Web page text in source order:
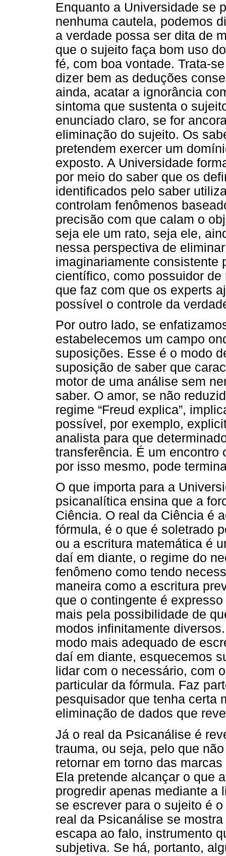
Enquanto a Universidade se
nenhuma cautela, podemos
a verdade possa ser dita de
que o sujeito faça bom uso
fé, com boa vontade. Trata-
dizer bem as deduções
ainda, acatar a ignorância
sintoma que sustenta o
enunciado claro, se for
eliminação do sujeito. Os
pretendem exercer um
exposto. A Universidade
por meio do saber que os
identificados pelo saber
controlam fenômenos
precisão com que calam o
seja ele um rato, seja ele,
nessa perspectiva de
imaginariamente consistente
científico, como possuidor
que faz com que os experts
possível o controle da
Por outro lado, se
estabelecemos um campo
suposições. Esse é o modo
suposição de saber que
motor de uma análise sem
saber. O amor, se não
regime “Freud explica”,
possível, por exemplo,
analista para que
transferência. É um encontro
por isso mesmo, pode
O que importa para a
psicanalítica ensina que a
Ciência. O real da Ciência é
fórmula, é o que é soletrado
ou a escritura matemática é
daí em diante, o regime do
fenômeno como tendo
maneira como a escritura
que o contingente é
mais pela possibilidade de
modos infinitamente
modo mais adequado de
daí em diante, esquecemos
lidar com o necessário, com
particular da fórmula. Faz
pesquisador que tenha certa
eliminação de dados que
Já o real da Psicanálise é
trauma, ou seja, pelo que
retornar em torno das
Ela pretende alcançar o que
progredir apenas mediante a
se escrever para o sujeito é
real da Psicanálise se
escapa ao falo, instrumento
subjetiva. Se há, portanto,